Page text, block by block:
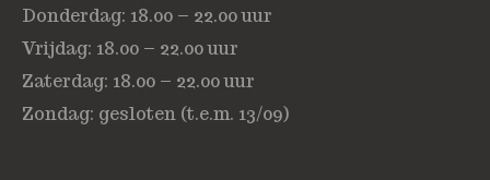
Donderdag: 18.00 – 22.00 uur
Vrijdag: 18.00 – 22.00 uur
Zaterdag: 18.00 – 22.00 uur
Zondag: gesloten (t.e.m. 13/09)